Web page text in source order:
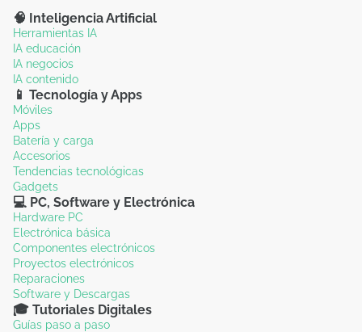
🧠 Inteligencia Artificial
Herramientas IA
IA educación
IA negocios
IA contenido
📱 Tecnología y Apps
Móviles
Apps
Batería y carga
Accesorios
Tendencias tecnológicas
Gadgets
💻 PC, Software y Electrónica
Hardware PC
Electrónica básica
Componentes electrónicos
Proyectos electrónicos
Reparaciones
Software y Descargas
🎓 Tutoriales Digitales
Guías paso a paso